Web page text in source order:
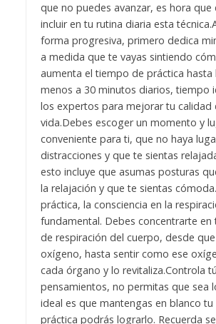
que no puedes avanzar, es hora que
incluir en tu rutina diaria esta técnica.
forma progresiva, primero dedica
a medida que te vayas sintiendo
aumenta el tiempo de práctica hasta
menos a 30 minutos diarios, tiempo
los expertos para mejorar tu calidad
vida.Debes escoger un momento y
conveniente para ti, que no haya
distracciones y que te sientas
esto incluye que asumas posturas
la relajación y que te sientas cómoda.
práctica, la consciencia en la
fundamental. Debes concentrarte en
de respiración del cuerpo, desde
oxígeno, hasta sentir como ese
cada órgano y lo revitaliza.Controla
pensamientos, no permitas que sea
ideal es que mantengas en blanco
práctica podrás lograrlo. Recuerda